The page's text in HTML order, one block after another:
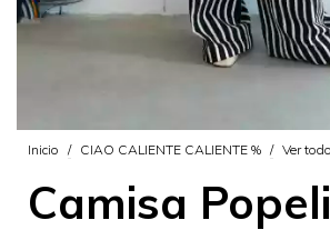
Inicio / CIAO CALIENTE CALIENTE % / Ver todo
Camisa